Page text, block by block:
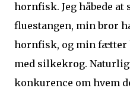
hornfisk. Jeg håbede at
fluestangen, min bror
hornfisk, og min fætter
med silkekrog.
konkurence om hvem